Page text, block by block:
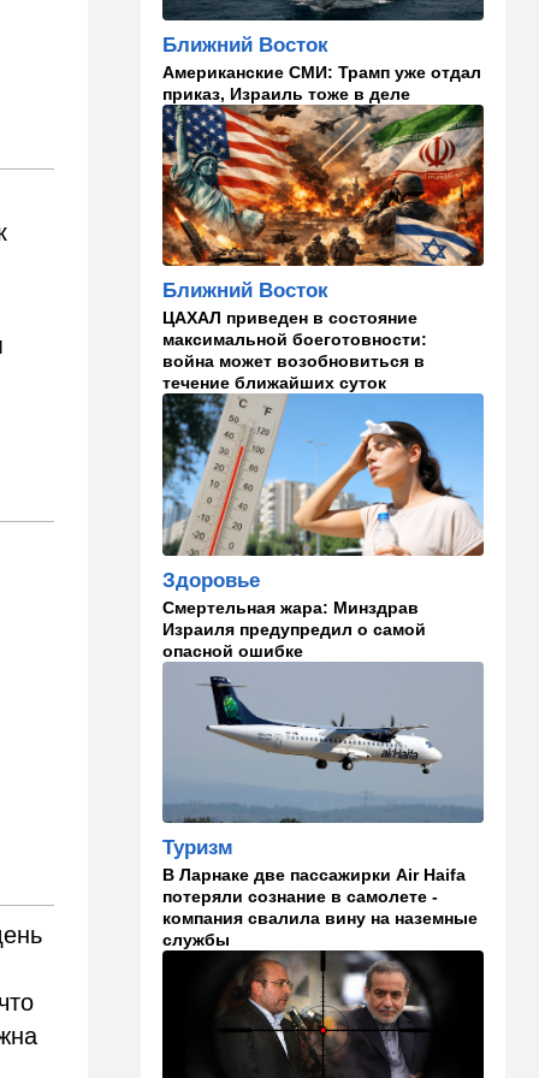
11:49 Общество
11 лет в бегах: в Бен-
Гурионе арестован педофил,
орудовавший в Хайфе,
Крайот и Кирьят-Шмоне
11:35 Израиль
США и Израиль могут
перейти к беспрецедентному
оборонному партнерству
11:03 Общество
Найдено сильно
разложившееся тело:
поиски 23-летнего парня
приняли трагический оборот
10:32 Деньги
Где самые дешевые
продукты онлайн
09:57 Технологии
Важнейший совет
экспертов: это может спасти
вас и вашу семью от
стремительно
распространяющейся
угрозы
Мнения
Найдено некоторое решение
09:46 Новости Украины
605 дронов за ночь: в
Ярославле горит НПЗ,
пожары в Тверской и
Курской областях
В мире
Муравейник без самцов и
рабочих: ученые нашли
"общество одних королев"
Ближний Восток
Американские СМИ: Трамп уже отдал
приказ, Израиль тоже в деле
Ближний Восток
ЦАХАЛ приведен в состояние
максимальной боеготовности:
война может возобновиться в
течение ближайших суток
Здоровье
Смертельная жара: Минздрав
Израиля предупредил о самой
опасной ошибке
Туризм
В Ларнаке две пассажирки Air Haifa
потеряли сознание в самолете -
компания свалила вину на наземные
службы